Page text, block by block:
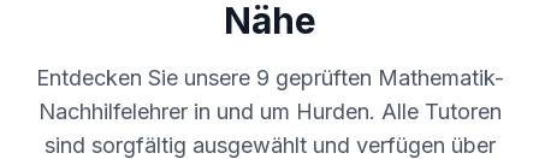
Nähe
Entdecken Sie unsere 9 geprüften Mathematik-
Nachhilfelehrer in und um Hurden. Alle Tutoren
sind sorgfältig ausgewählt und verfügen über